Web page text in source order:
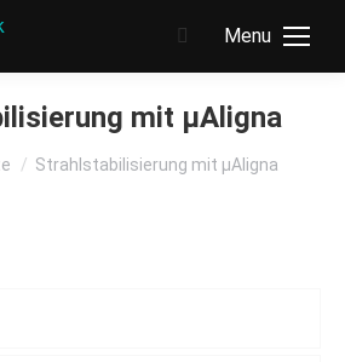
Menu
Search:
mit µAligna
Strahlstabilisierung mit µAligna